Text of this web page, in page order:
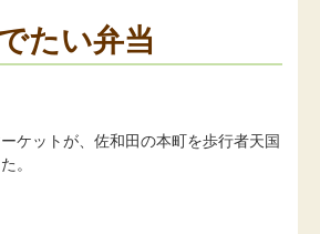
たい弁当
ケットが、佐和田の本町を歩行者天国
。